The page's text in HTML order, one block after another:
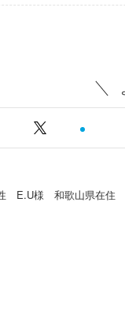
E.U様 和歌山県在住